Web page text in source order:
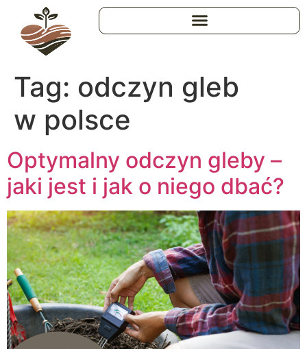
Tag: odczyn gleb
w polsce
Optymalny odczyn gleby –
jaki jest i jak o niego dbać?